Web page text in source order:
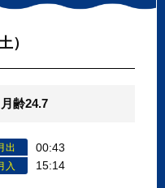
）
月齢24.7
出 00:43
入 15:14